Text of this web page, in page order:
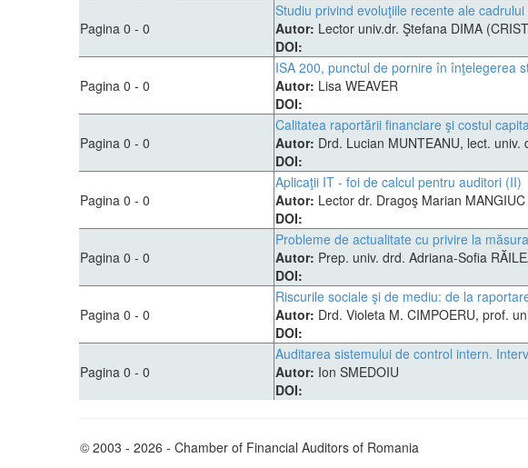
Pagina 0 - 0
Studiu privind evoluţiile recente ale
Autor: Lector univ.dr. Ştefana DIMA
DOI:
Pagina 0 - 0
ISA 200, punctul de pornire în înţelegerea
Autor: Lisa WEAVER
DOI:
Pagina 0 - 0
Calitatea raportării financiare şi costul
Autor: Drd. Lucian MUNTEANU, lect.
DOI:
Pagina 0 - 0
Aplicaţii IT - foi de calcul pentru auditori (II)
Autor: Lector dr. Dragoş Marian MANGIUC
DOI:
Pagina 0 - 0
Probleme de actualitate cu privire la
Autor: Prep. univ. drd. Adriana-Sofia
DOI:
Pagina 0 - 0
Riscurile sociale şi de mediu: de la
Autor: Drd. Violeta M. CIMPOERU, prof.
DOI:
Pagina 0 - 0
Auditarea sistemului de control intern.
Autor: Ion SMEDOIU
DOI:
© 2003 - 2026 - Chamber of Financial Auditors of Romania